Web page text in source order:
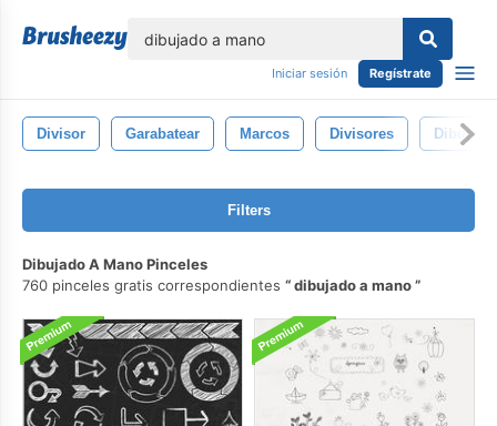
Iniciar sesión Regístrate
Divisor Garabatear Marcos Divisores Dibujado
Filters
Dibujado A Mano Pinceles
760 pinceles gratis correspondientes
dibujado a mano